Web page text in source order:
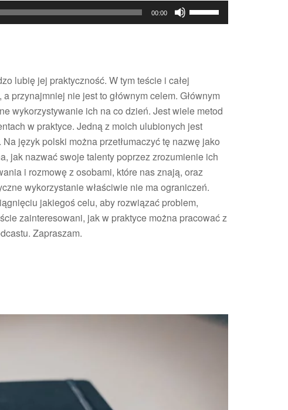
00:00
strzałek
dołu
aby
zwiększyć
lub
zmniejszyć
głośność.
lubię jej praktyczność. W tym teście i całej
przynajmniej nie jest to głównym celem. Głównym
wykorzystywanie ich na co dzień. Jest wiele metod
w praktyce. Jedną z moich ulubionych jest
język polski można przetłumaczyć tę nazwę jako
jak nazwać swoje talenty poprzez zrozumienie ich
i rozmowę z osobami, które nas znają, oraz
wykorzystanie właściwie nie ma ograniczeń.
jakiegoś celu, aby rozwiązać problem,
zainteresowani, jak w praktyce można pracować z
Zapraszam.